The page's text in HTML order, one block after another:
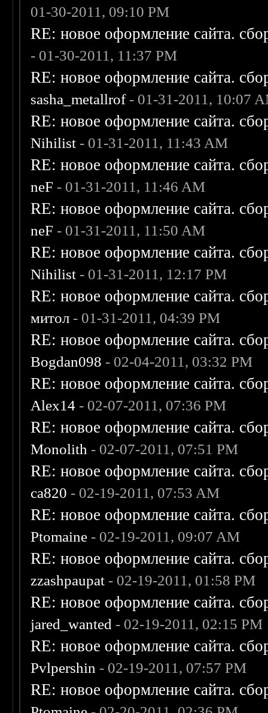
01-30-2011, 09:10 PM
RE: новое оформление сайта.
- 01-30-2011, 11:37 PM
RE: новое оформление сайта.
sasha_metallrof- 01-31-2011, 10:07
RE: новое оформление сайта.
Nihilist - 01-31-2011, 11:43 AM
RE: новое оформление сайта.
neF - 01-31-2011, 11:46 AM
RE: новое оформление сайта.
neF - 01-31-2011, 11:50 AM
RE: новое оформление сайта.
Nihilist - 01-31-2011, 12:17 PM
RE: новое оформление сайта.
митол - 01-31-2011, 04:39 PM
RE: новое оформление сайта.
Bogdan098 - 02-04-2011, 03:32 PM
RE: новое оформление сайта.
Alex14 - 02-07-2011, 07:36 PM
RE: новое оформление сайта.
Monolith - 02-07-2011, 07:51 PM
RE: новое оформление сайта.
ca820 - 02-19-2011, 07:53 AM
RE: новое оформление сайта.
Ptomaine - 02-19-2011, 09:07 AM
RE: новое оформление сайта.
zzashpaupat - 02-19-2011, 01:58 PM
RE: новое оформление сайта.
jared_wanted - 02-19-2011, 02:15 PM
RE: новое оформление сайта.
Pvlpershin - 02-19-2011, 07:57 PM
RE: новое оформление сайта.